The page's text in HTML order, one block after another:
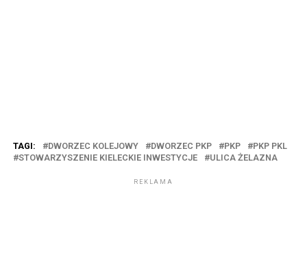
TAGI: DWORZEC KOLEJOWY DWORZEC PKP PKP
PKP PKL
STOWARZYSZENIE KIELECKIE INWESTYCJE
ULICA ŻELAZNA
REKLAMA